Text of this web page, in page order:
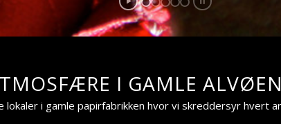
I GAMLE
lokaler i gamle papirfabrikken hvor vi skreddersyr hvert